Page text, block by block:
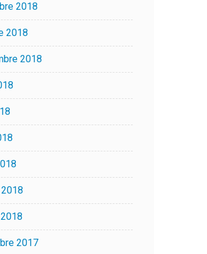
2018
2018
2018
2017